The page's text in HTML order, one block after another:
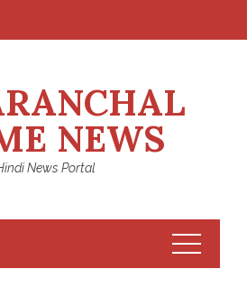
NEWS
News Portal